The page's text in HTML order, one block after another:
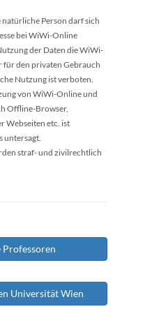
natürliche Person darf sich
bei WiWi-Online
der Daten die WiWi-
den privaten Gebrauch
Nutzung ist verboten.
von WiWi-Online und
Offline-Browser,
Webseiten etc. ist
untersagt.
straf- und zivilrechtlich
Universität Wien